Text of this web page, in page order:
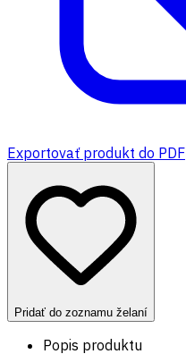
Exportovať produkt do PDF
Pridať do zoznamu želaní
Popis produktu